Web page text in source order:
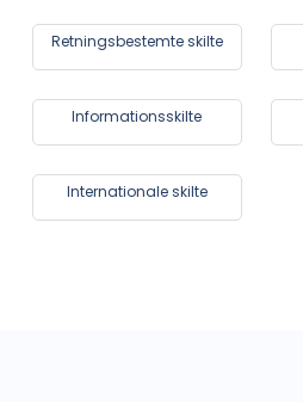
Retningsbestemte skilte
Informationsskilte
Internationale skilte